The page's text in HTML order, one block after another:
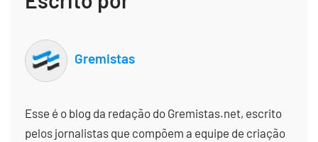
Gremistas
Esse é o blog da redação do Gremistas.net, escrito
pelos jornalistas que compõem a equipe de criação